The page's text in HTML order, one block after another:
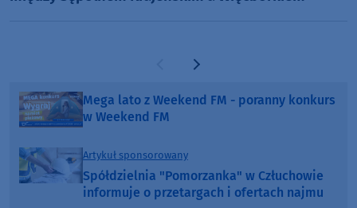
Poprzednia strona
Następna strona
Mega lato z Weekend FM - poranny konkurs
w Weekend FM
Artykuł sponsorowany
Spółdzielnia "Pomorzanka" w Człuchowie
informuje o przetargach i ofertach najmu